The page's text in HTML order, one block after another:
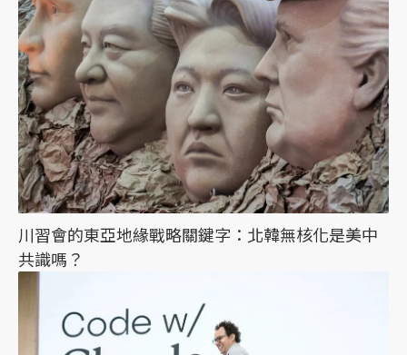
川習會的東亞地緣戰略關鍵字：北韓無核化是美中
共識嗎？